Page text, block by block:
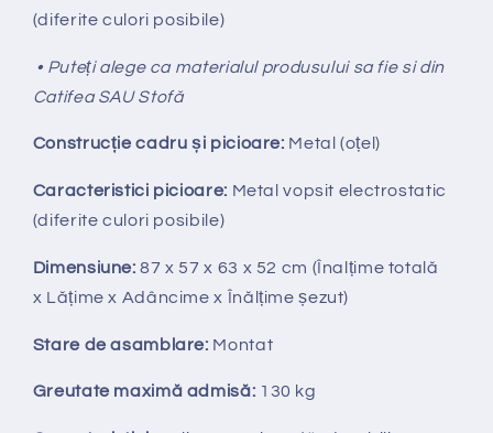
(diferite culori posibile)
• Puteți alege ca materialul produsului sa fie si din
Catifea SAU Stofă
Construcție cadru și picioare: Metal (oțel)
Caracteristici picioare: Metal vopsit electrostatic
(diferite culori posibile)
Dimensiune: 87 x 57 x 63 x 52 cm (Înalțime totală
x Lățime x Adâncime x Înălțime șezut)
Stare de asamblare: Montat
Greutate maximă admisă: 130 kg